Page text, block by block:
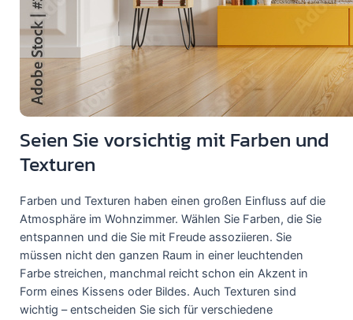
Seien Sie vorsichtig mit Farben und
Texturen
Farben und Texturen haben einen großen Einfluss auf die
Atmosphäre im Wohnzimmer. Wählen Sie Farben, die Sie
entspannen und die Sie mit Freude assoziieren. Sie
müssen nicht den ganzen Raum in einer leuchtenden
Farbe streichen, manchmal reicht schon ein Akzent in
Form eines Kissens oder Bildes. Auch Texturen sind
wichtig – entscheiden Sie sich für verschiedene